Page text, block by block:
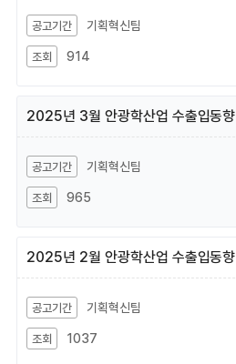
기획혁신팀
914
2025년 3월 안광학산업 수출입동향
기획혁신팀
965
2025년 2월 안광학산업 수출입동향
기획혁신팀
1037